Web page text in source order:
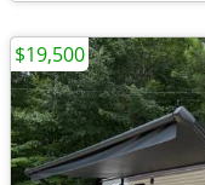
$19,500